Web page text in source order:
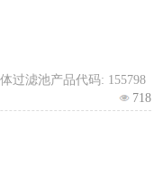
过滤池产品代码: 155798
718